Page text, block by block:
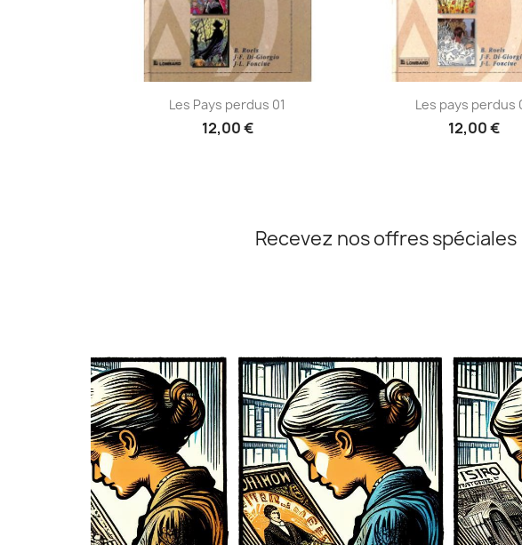
Aperçu rapide
Les Pays perdus 01
12,00 €
Aperçu
Les pays perdus
12,00 €
Recevez nos offres spéciales